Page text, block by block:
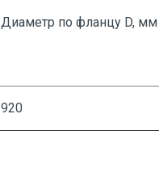
Диаметр по фланцу D, мм
920